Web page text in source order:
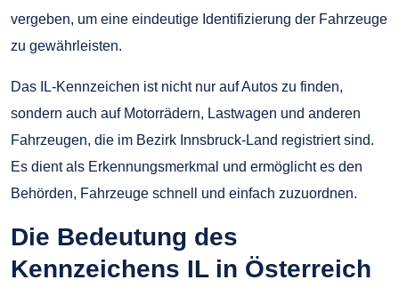
vergeben, um eine eindeutige Identifizierung der Fahrzeuge
zu gewährleisten.
Das IL-Kennzeichen ist nicht nur auf Autos zu finden,
sondern auch auf Motorrädern, Lastwagen und anderen
Fahrzeugen, die im Bezirk Innsbruck-Land registriert sind.
Es dient als Erkennungsmerkmal und ermöglicht es den
Behörden, Fahrzeuge schnell und einfach zuzuordnen.
Die Bedeutung des
Kennzeichens IL in Österreich